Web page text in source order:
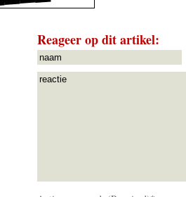
Reageer op dit artikel: